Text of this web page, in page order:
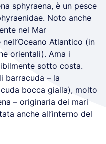
sphyraena, è un pesce
Noto anche
nel Mar
Atlantico (in
orientali). Ama i
sotto costa.
barracuda – la
bocca gialla), molto
– originaria dei mari
anche all’interno del